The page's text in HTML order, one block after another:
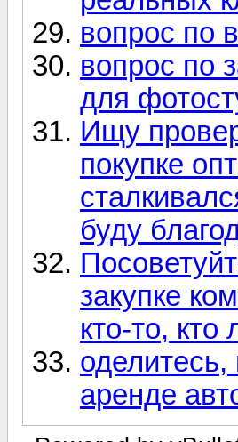
вопрос по
вопрос по
для
Ищу
покупке
буду
закупке
кто-то,
аренде